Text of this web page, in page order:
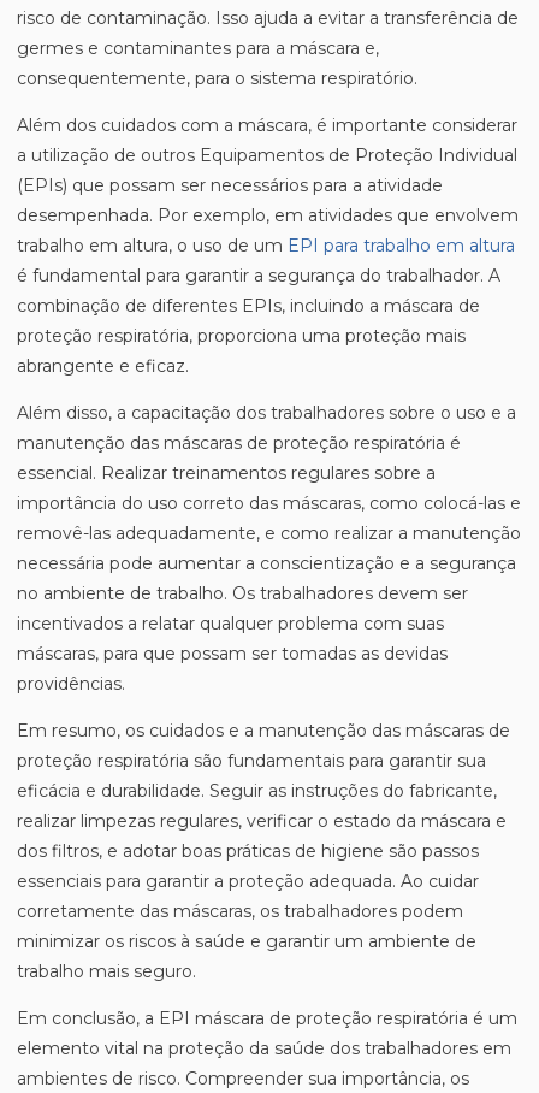
risco de contaminação. Isso ajuda a evitar a transferência de
germes e contaminantes para a máscara e,
consequentemente, para o sistema respiratório.
Além dos cuidados com a máscara, é importante considerar
a utilização de outros Equipamentos de Proteção Individual
(EPIs) que possam ser necessários para a atividade
desempenhada. Por exemplo, em atividades que envolvem
trabalho em altura, o uso de um EPI para trabalho em altura
é fundamental para garantir a segurança do trabalhador. A
combinação de diferentes EPIs, incluindo a máscara de
proteção respiratória, proporciona uma proteção mais
abrangente e eficaz.
Além disso, a capacitação dos trabalhadores sobre o uso e a
manutenção das máscaras de proteção respiratória é
essencial. Realizar treinamentos regulares sobre a
importância do uso correto das máscaras, como colocá-las e
removê-las adequadamente, e como realizar a manutenção
necessária pode aumentar a conscientização e a segurança
no ambiente de trabalho. Os trabalhadores devem ser
incentivados a relatar qualquer problema com suas
máscaras, para que possam ser tomadas as devidas
providências.
Em resumo, os cuidados e a manutenção das máscaras de
proteção respiratória são fundamentais para garantir sua
eficácia e durabilidade. Seguir as instruções do fabricante,
realizar limpezas regulares, verificar o estado da máscara e
dos filtros, e adotar boas práticas de higiene são passos
essenciais para garantir a proteção adequada. Ao cuidar
corretamente das máscaras, os trabalhadores podem
minimizar os riscos à saúde e garantir um ambiente de
trabalho mais seguro.
Em conclusão, a EPI máscara de proteção respiratória é um
elemento vital na proteção da saúde dos trabalhadores em
ambientes de risco. Compreender sua importância, os